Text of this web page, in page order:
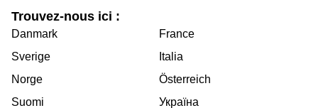
Trouvez-nous ici :
Danmark
Sverige
Norge
Suomi
France
Italia
Österreich
Україна